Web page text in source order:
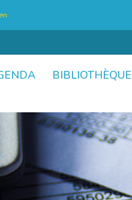
BIBLIOTHÈQUE